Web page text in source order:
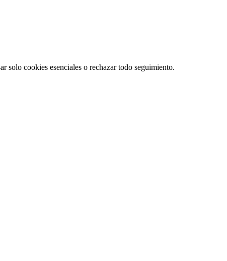
solo cookies esenciales o rechazar todo seguimiento.